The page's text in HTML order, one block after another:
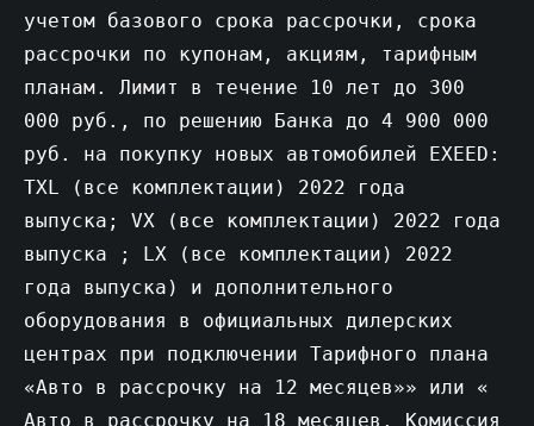
учетом базового срока рассрочки, срока
рассрочки по купонам, акциям, тарифным
планам. Лимит в течение 10 лет до 300
000 руб., по решению Банка до 4 900 000
руб. на покупку новых автомобилей EXEED:
TXL (все комплектации) 2022 года
выпуска; VX (все комплектации) 2022 года
выпуска ; LX (все комплектации) 2022
года выпуска) и дополнительного
оборудования в официальных дилерских
центрах при подключении Тарифного плана
«Авто в рассрочку на 12 месяцев»» или «
Авто в рассрочку на 18 месяцев. Комиссия